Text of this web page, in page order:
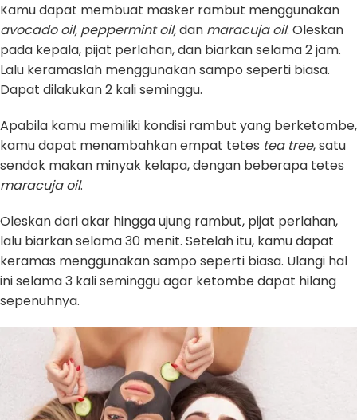
Kamu dapat membuat masker rambut menggunakan
avocado oil, peppermint oil,dan maracuja oil. Oleskan
pada kepala, pijat perlahan, dan biarkan selama 2 jam.
Lalu keramaslah menggunakan sampo seperti biasa.
Dapat dilakukan 2 kali seminggu.
Apabila kamu memiliki kondisi rambut yang berketombe,
kamu dapat menambahkan empat tetes tea tree, satu
sendok makan minyak kelapa, dengan beberapa tetes
maracuja oil.
Oleskan dari akar hingga ujung rambut, pijat perlahan,
lalu biarkan selama 30 menit. Setelah itu, kamu dapat
keramas menggunakan sampo seperti biasa. Ulangi hal
ini selama 3 kali seminggu agar ketombe dapat hilang
sepenuhnya.